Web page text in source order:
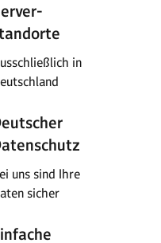
in
uns sind Ihre
sicher